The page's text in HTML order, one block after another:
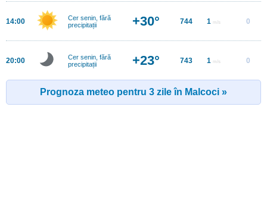
14:00
Cer senin, fără
precipitații
+30° 744 1 m/s 0
20:00
Cer senin, fără
precipitații
+23° 743 1 m/s 0
Prognoza meteo pentru 3 zile în Malcoci »